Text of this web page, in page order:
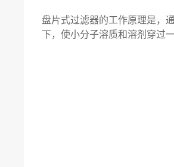
盘片式过滤器的工作原理是，
下，使小分子溶质和溶剂穿过